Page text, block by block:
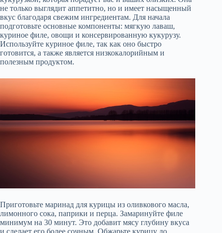
не только выглядит аппетитно, но и имеет насыщенный
вкус благодаря свежим ингредиентам. Для начала
подготовьте основные компоненты: мягкую лаваш,
куриное филе, овощи и консервированную кукурузу.
Используйте куриное филе, так как оно быстро
готовится, а также является низкокалорийным и
полезным продуктом.
Приготовьте маринад для курицы из оливкового масла,
лимонного сока, паприки и перца. Замаринуйте филе
минимум на 30 минут. Это добавит мясу глубину вкуса
и сделает его более сочным. Обжарьте курицу до